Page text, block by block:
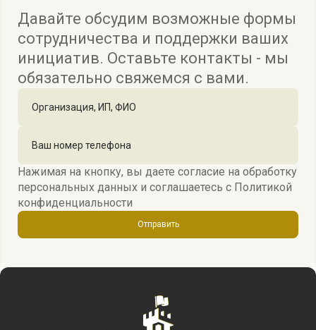
Давайте обсудим возможные формы
сотрудничества и поддержки ваших
инициатив. Оставьте контакты - мы
обязательно свяжемся с вами.
Нажимая на кнопку, вы даете согласие на обработку
персональных данных и соглашаетесь c Политикой
конфиденциальности
Отправить